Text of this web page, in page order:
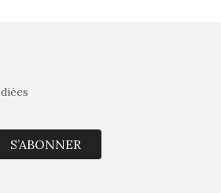
S’ABONNER